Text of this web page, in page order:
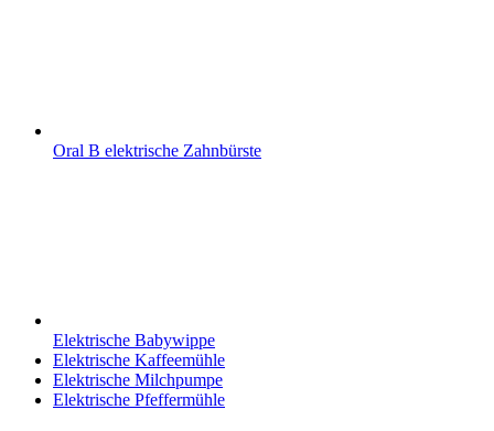
Oral B elektrische Zahnbürste
Elektrische Babywippe
Elektrische Kaffeemühle
Elektrische Milchpumpe
Elektrische Pfeffermühle